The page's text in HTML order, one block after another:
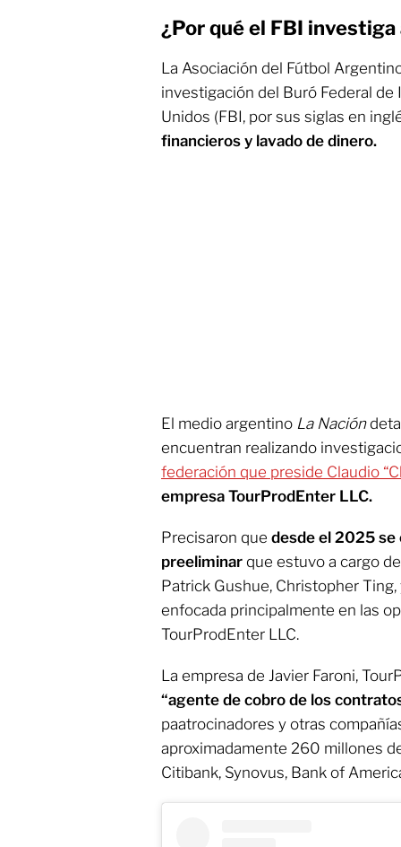
¿Por qué el FBI investiga
La Asociación del Fútbol
investigación del Buró Federal
Unidos (FBI, por sus siglas en
financieros y lavado de dinero.
El medio argentino La Nación
encuentran realizando
federación que preside Claudio
empresa TourProdEnter LLC.
Precisaron que desde el 2025 se
preeliminar que estuvo a cargo
Patrick Gushue, Christopher
enfocada principalmente en las
TourProdEnter LLC.
La empresa de Javier Faroni,
“agente de cobro de los
paatrocinadores y otras
aproximadamente 260 millones
Citibank, Synovus, Bank of